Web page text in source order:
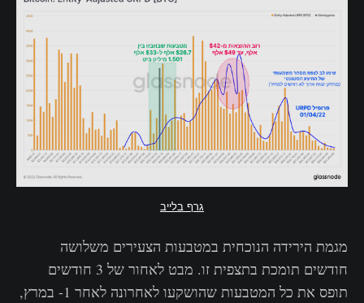
גרף בלייב
מגמת הירידה הנוכחית במטבעות הצעירים משלושה
חודשים תומכת בתצפית זו. מבט לאחור של 3 חודשים
תופס את כל המטבעות שהושקעו לאחרונה לאחר 1- במרץ,